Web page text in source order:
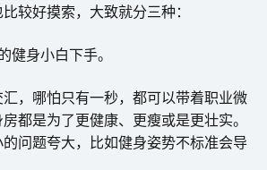
较好摸索，大致就分三种：
健身小白下手。
，哪怕只有一秒，都可以带着职业微
都是为了更健康、更瘦或是更壮实。
问题夸大，比如健身姿势不标准会导